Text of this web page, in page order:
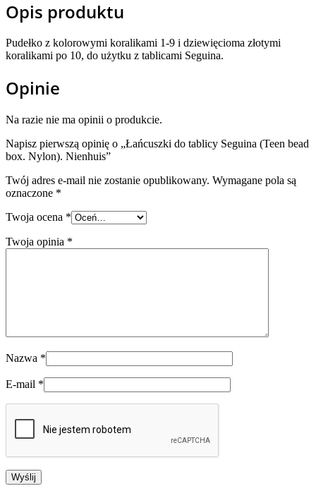
Opis produktu
Pudełko z kolorowymi koralikami 1-9 i dziewięcioma złotymi
koralikami po 10, do użytku z tablicami Seguina.
Opinie
Na razie nie ma opinii o produkcie.
Napisz pierwszą opinię o „Łańcuszki do tablicy Seguina (Teen bead
box. Nylon). Nienhuis”
Twój adres e-mail nie zostanie opublikowany. Wymagane pola są
oznaczone *
Twoja ocena *
Twoja opinia *
Nazwa *
E-mail *